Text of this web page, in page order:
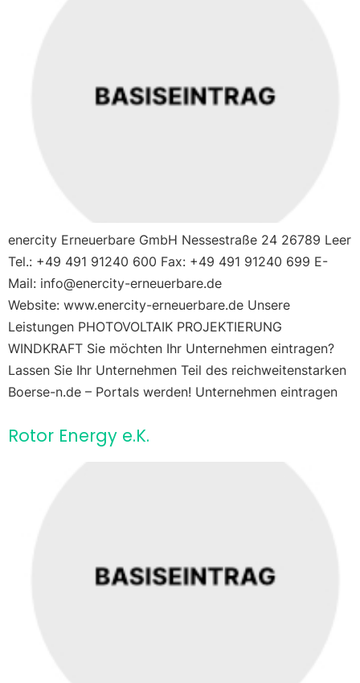
enercity Erneuerbare GmbH Nessestraße 24 26789 Leer
Tel.: +49 491 91240 600 Fax: +49 491 91240 699 E-
Mail: info@enercity-erneuerbare.de
Website: www.enercity-erneuerbare.de Unsere
Leistungen PHOTOVOLTAIK PROJEKTIERUNG
WINDKRAFT Sie möchten Ihr Unternehmen eintragen?
Lassen Sie Ihr Unternehmen Teil des reichweitenstarken
Boerse-n.de – Portals werden! Unternehmen eintragen
Rotor Energy e.K.